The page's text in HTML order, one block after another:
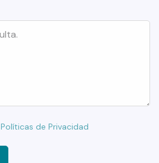
Políticas de Privacidad